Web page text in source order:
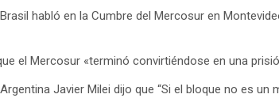
habló en la Cumbre del Mercosur en
el Mercosur «terminó convirtiéndose en una
Javier Milei dijo que “Si el bloque no es